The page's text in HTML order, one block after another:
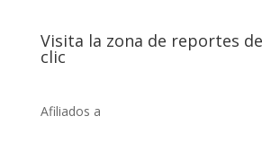
Visita la zona de reportes
clic
Afiliados a